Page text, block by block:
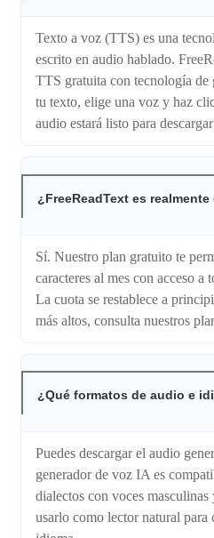
Texto a voz (TTS) es una
escrito en audio hablado.
TTS gratuita con tecnología
tu texto, elige una voz y haz
audio estará listo para
¿FreeReadText es
Sí. Nuestro plan gratuito te
caracteres al mes con acceso a
La cuota se restablece a
más altos, consulta nuestros
¿Qué formatos de audio e
Puedes descargar el audio
generador de voz IA es
dialectos con voces
usarlo como lector natural